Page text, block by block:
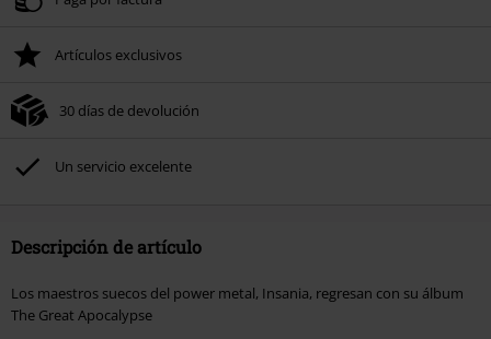
Artículos exclusivos
30 días de devolución
Un servicio excelente
Descripción de artículo
Los maestros suecos del power metal, Insania, regresan con su álbum
The Great Apocalypse